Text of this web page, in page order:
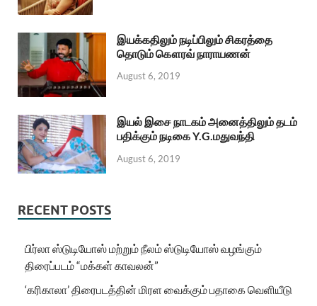
இயக்கதிலும் நடிப்பிலும் சிகரத்தை
தொடும் கௌரவ் நாராயணன்
August 6, 2019
இயல் இசை நாடகம் அனைத்திலும் தடம்
பதிக்கும் நடிகை Y.G.மதுவந்தி
August 6, 2019
RECENT POSTS
பிர்லா ஸ்டுடியோஸ் மற்றும் நீலம் ஸ்டுடியோஸ் வழங்கும்
திரைப்படம் “மக்கள் காவலன்”
‘கரிகாலா’ திரைபடத்தின் மிரள வைக்கும் பதாகை வெளியீடு